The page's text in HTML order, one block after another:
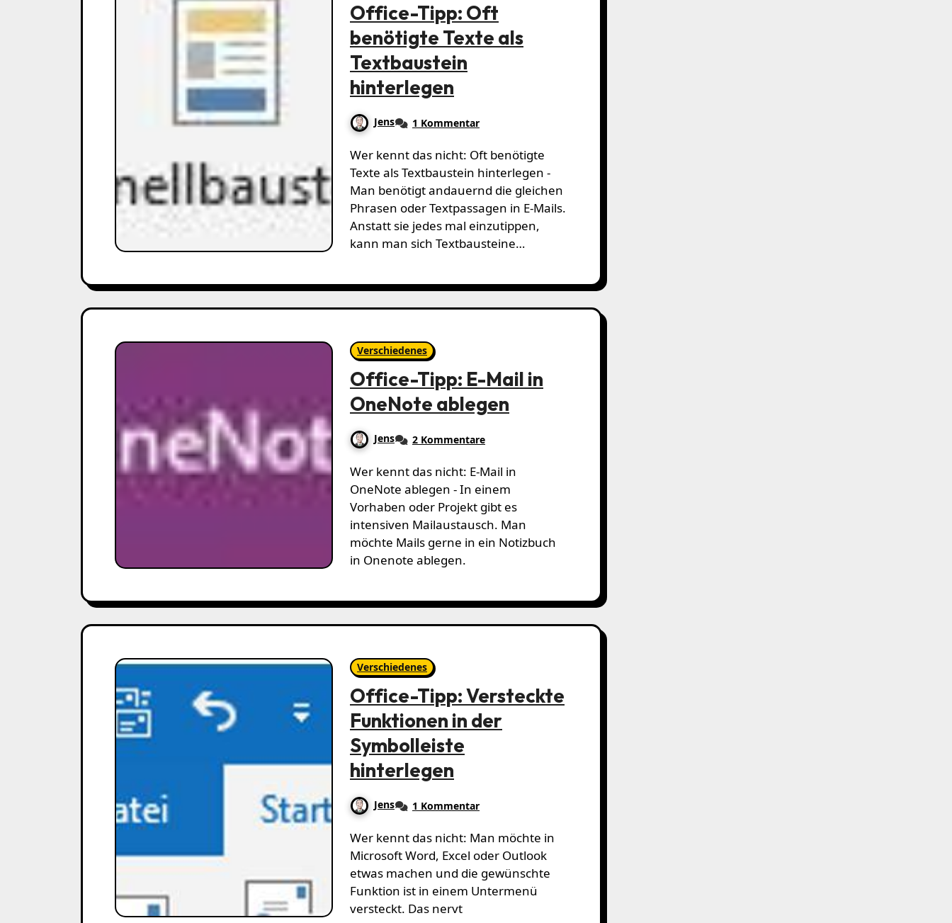
Office-Tipp: Oft
benötigte Texte als
Textbaustein
hinterlegen
Jens 1 Kommentar
Wer kennt das nicht: Oft benötigte
Texte als Textbaustein hinterlegen -
Man benötigt andauernd die gleichen
Phrasen oder Textpassagen in E-Mails.
Anstatt sie jedes mal einzutippen,
kann man sich Textbausteine…
Verschiedenes
Office-Tipp: E-Mail in
OneNote ablegen
Jens 2 Kommentare
Wer kennt das nicht: E-Mail in
OneNote ablegen - In einem
Vorhaben oder Projekt gibt es
intensiven Mailaustausch. Man
möchte Mails gerne in ein Notizbuch
in Onenote ablegen.
Verschiedenes
Office-Tipp: Versteckte
Funktionen in der
Symbolleiste
hinterlegen
Jens 1 Kommentar
Wer kennt das nicht: Man möchte in
Microsoft Word, Excel oder Outlook
etwas machen und die gewünschte
Funktion ist in einem Untermenü
versteckt. Das nervt